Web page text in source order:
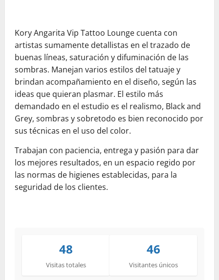
Kory Angarita Vip Tattoo Lounge cuenta con
artistas sumamente detallistas en el trazado de
buenas líneas, saturación y difuminación de las
sombras. Manejan varios estilos del tatuaje y
brindan acompañamiento en el diseño, según las
ideas que quieran plasmar. El estilo más
demandado en el estudio es el realismo, Black and
Grey, sombras y sobretodo es bien reconocido por
sus técnicas en el uso del color.
Trabajan con paciencia, entrega y pasión para dar
los mejores resultados, en un espacio regido por
las normas de higienes establecidas, para la
seguridad de los clientes.
48
Visitas totales
46
Visitantes únicos